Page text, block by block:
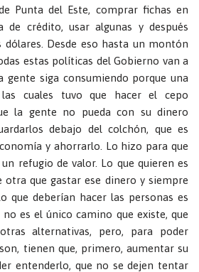
Punta del Este, comprar fichas en
crédito, usar algunas y después
dólares. Desde eso hasta un montón
estas políticas del Gobierno van a
gente siga consumiendo porque una
cuales tuvo que hacer el cepo
la gente no pueda con su dinero
debajo del colchón, que es
y ahorrarlo. Lo hizo para que
refugio de valor. Lo que quieren es
otra que gastar ese dinero y siempre
que deberían hacer las personas es
es el único camino que existe, que
alternativas, pero, para poder
tienen que, primero, aumentar su
entenderlo, que no se dejen tentar